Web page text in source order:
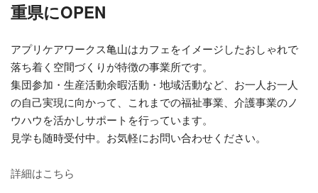
重県にOPEN
アプリケアワークス亀山はカフェをイメージしたおしゃれで
落ち着く空間づくりが特徴の事業所です。
集団参加・生産活動余暇活動・地域活動など、お一人お一人
の自己実現に向かって、これまでの福祉事業、介護事業のノ
ウハウを活かしサポートを行っています。
見学も随時受付中。お気軽にお問い合わせください。
詳細はこちら